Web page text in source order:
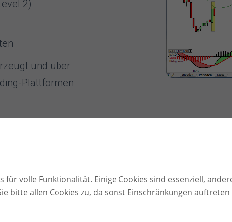
2)
und über
Plattformen
für volle Funktionalität. Einige Cookies sind essenziell,
bitte allen Cookies zu, da sonst Einschränkungen